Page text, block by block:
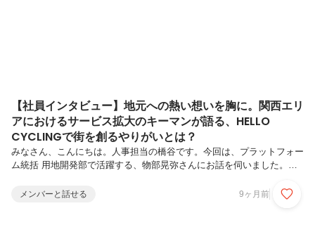
【社員インタビュー】地元への熱い想いを胸に。関西エリ
アにおけるサービス拡大のキーマンが語る、HELLO
CYCLINGで街を創るやりがいとは？
みなさん、こんにちは。人事担当の橋谷です。今回は、プラットフォー
ム統括 用地開発部で活躍する、物部晃弥さんにお話を伺いました。新
線で活躍する物部さんから、仕事のやりがいと成長について詳しくお話
メンバーと話せる 9ヶ月前